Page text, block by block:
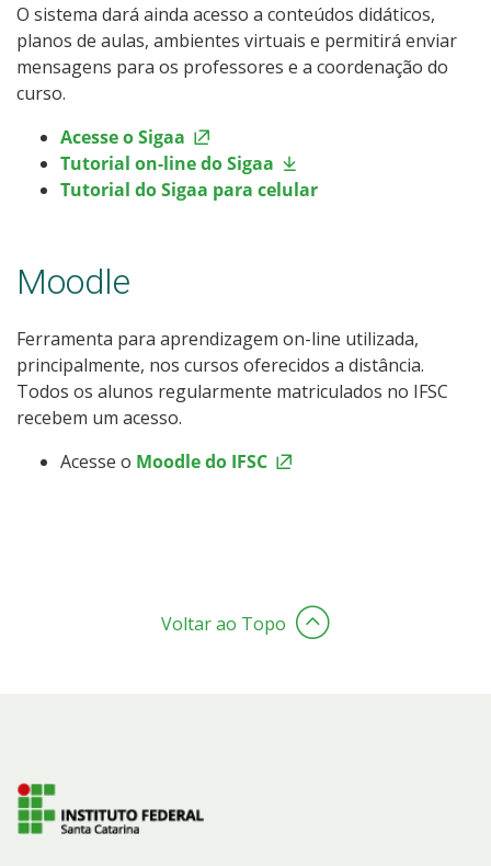
O sistema dará ainda acesso a conteúdos didáticos,
planos de aulas, ambientes virtuais e permitirá enviar
mensagens para os professores e a coordenação do
curso.
Acesse o Sigaa
Tutorial on-line do Sigaa
Tutorial do Sigaa para celular
Moodle
Ferramenta para aprendizagem on-line utilizada,
principalmente, nos cursos oferecidos a distância.
Todos os alunos regularmente matriculados no IFSC
recebem um acesso.
Acesse o Moodle do IFSC
Voltar ao Topo